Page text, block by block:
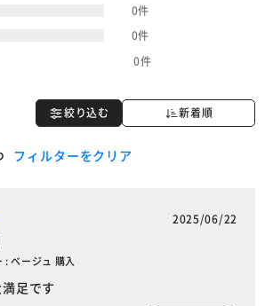
0件
0件
0件
絞り込む 新着順
フィルターをクリア
2025/06/22
: ベージュ 購入
足です